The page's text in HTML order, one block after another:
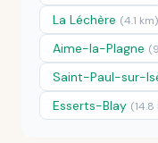
La Léchère (4.1 km)
Aime-la-Plagne
Saint-Paul-sur-
Esserts-Blay (14.8